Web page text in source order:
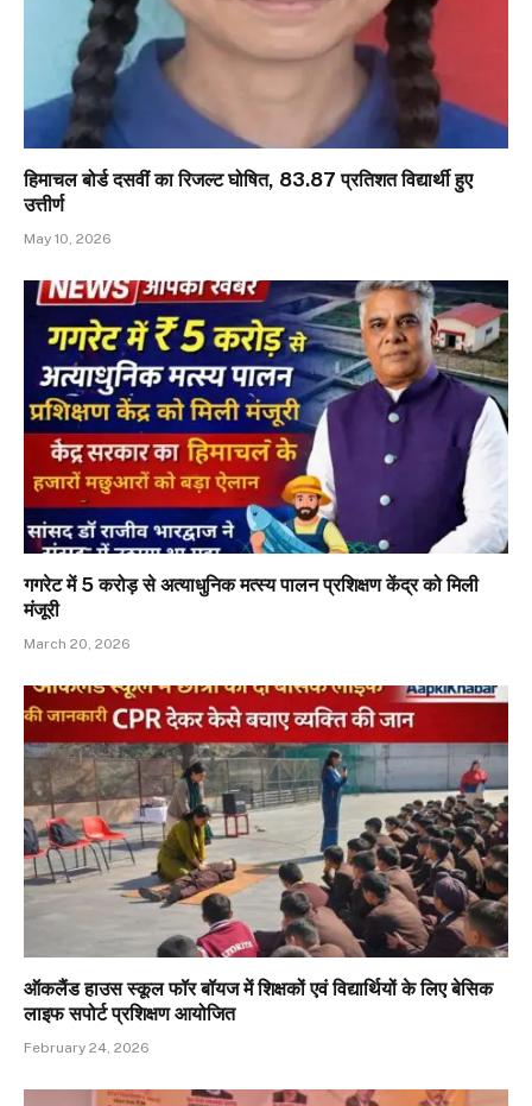
हिमाचल बोर्ड दसवीं का रिजल्ट घोषित, 83.87 प्रतिशत विद्यार्थी हुए
उत्तीर्ण
May 10, 2026
गगरेट में ₹5 करोड़ से अत्याधुनिक मत्स्य पालन प्रशिक्षण केंद्र को मिली
मंजूरी
March 20, 2026
ऑकलैंड हाउस स्कूल फॉर बॉयज में शिक्षकों एवं विद्यार्थियों के लिए बेसिक
लाइफ सपोर्ट प्रशिक्षण आयोजित
February 24, 2026